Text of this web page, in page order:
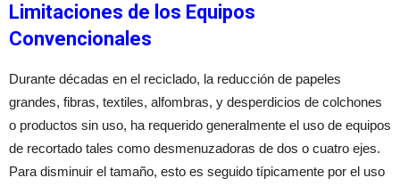
Limitaciones de los Equipos
Convencionales
Durante décadas en el reciclado, la reducción de papeles
grandes, fibras, textiles, alfombras, y desperdicios de colchones
o productos sin uso, ha requerido generalmente el uso de equipos
de recortado tales como desmenuzadoras de dos o cuatro ejes.
Para disminuir el tamaño, esto es seguido típicamente por el uso